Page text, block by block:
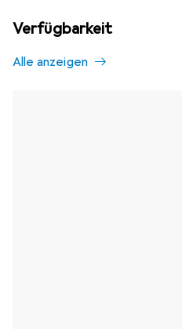
Verfügbarkeit
Alle anzeigen